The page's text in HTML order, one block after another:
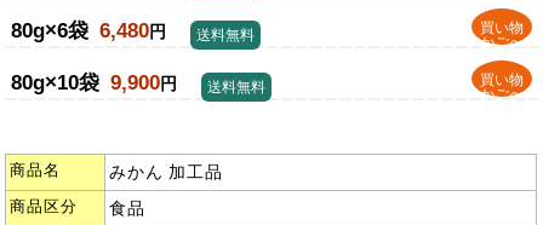
80g×6袋 6,480円
買い物
かごへ
送料無料
80g×10袋 9,900円
買い物
かごへ
送料無料
商品名 みかん 加工品
商品区分 食品